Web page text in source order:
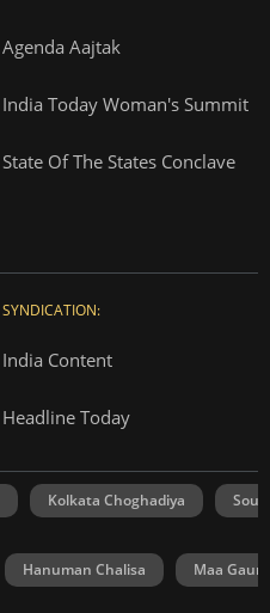
Agenda Aajtak
India Today Woman's Summit
State Of The States Conclave
SYNDICATION:
India Content
Headline Today
Kolkata Choghadiya
Hanuman Chalisa Maa Gauri